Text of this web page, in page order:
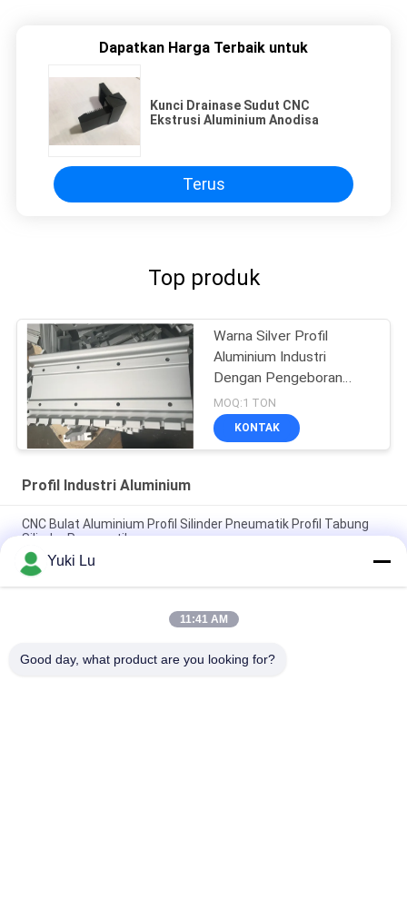
Dapatkan Harga Terbaik untuk
Kunci Drainase Sudut CNC
Ekstrusi Aluminium Anodisa
Terus
Top produk
Warna Silver Profil
Aluminium Industri
Dengan Pengeboran
CNC
MOQ:1 TON
KONTAK
Profil Industri Aluminium
CNC Bulat Aluminium Profil Silinder Pneumatik Profil Tabung
Silinder Pneumatik
Bentuk Persegi Profil Ekstrusi Aluminium Berkualitas Tinggi
Untuk Pintu / Jendela
Black cnc Aluminium Turning and Milling Metal Parts Tube
Yuki Lu
11:41 AM
Good day, what product are you looking for?